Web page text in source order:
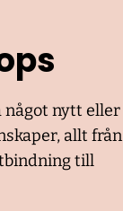
något nytt eller
allt från
till